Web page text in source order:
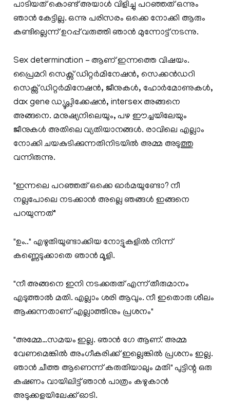
പാടിയത് കൊണ്ട് അയാൾ വിളിച്ചു പറഞ്ഞത് ഒന്നും
ഞാൻ കേട്ടില്ല. ഒന്നു പരിസരം ഒക്കെ നോക്കി ആരും
കണ്ടില്ലെന്ന് ഉറപ്പ് വരുത്തി ഞാൻ മുന്നോട്ട് നടന്നു.
Sex determination - ആണ് ഇന്നത്തെ വിഷയം.
പ്രൈമറി സെക്സ് ഡിറ്റർമിനേഷൻ, സെക്കൻഡറി
സെക്സ് ഡിറ്റർമിനേഷൻ, ജീനുകൾ, ഹോർമോണുകൾ,
dax gene ഡ്യൂപ്ലിക്കേഷൻ, intersex അങ്ങനെ
അങ്ങനെ. മനുഷ്യനിലെയും, പഴ ഈച്ചയിലേയും
ജീനുകൾ അതിലെ വ്യതിയാനങ്ങൾ. രാവിലെ എല്ലാം
നോക്കി ചയകുടിക്കുന്നതിനിടയിൽ അമ്മ അടുത്തു
വന്നിരുന്നു.
"ഇന്നലെ പറഞ്ഞത് ഒക്കെ ഓർമയുണ്ടോ? നീ
നല്ലപോലെ നടക്കാൻ അല്ലെ ഞങ്ങൾ ഇങ്ങനെ
പറയുന്നത്"
"ഉം.." എഴുതിയുണ്ടാക്കിയ നോട്ടുകളിൽ നിന്ന്
കണ്ണെടുക്കാതെ ഞാൻ മൂളി.
"നീ അങ്ങനെ ഇനി നടക്കരുത് എന്ന് തീരുമാനം
എടുത്താൽ മതി. എല്ലാം ശരി ആവും. നീ ഇതൊരു ശീലം
ആക്കുന്നതാണ് എല്ലാത്തിനും പ്രശനം"
"അമ്മേ…സമയം ഇല്ല. ഞാൻ ഗേ ആണ്. അമ്മ
വേണമെങ്കിൽ അംഗീകരിക്ക് ഇല്ലെങ്കിൽ പ്രശനം ഇല്ല.
ഞാൻ ചീത്ത ആണെന്ന് കരുതിയാലും മതി" പുട്ടിന്റ ഒരു
കഷണം വായിലിട്ട് ഞാൻ പാത്രം കഴുകാൻ
അടുക്കളയിലേക്ക് ഓടി.